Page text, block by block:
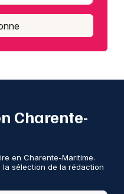
Charente-
en Charente-Maritime.
la sélection de la rédaction